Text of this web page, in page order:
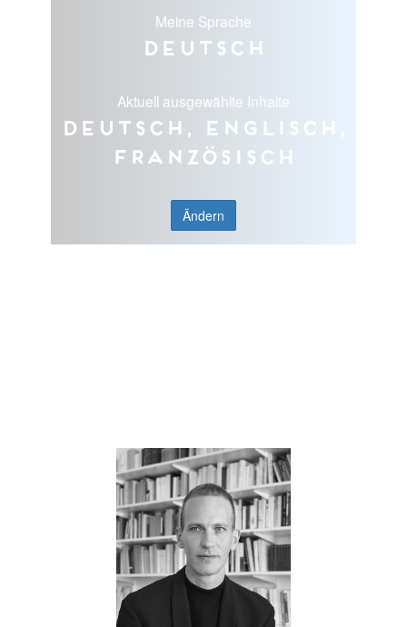
Meine Sprache
Deutsch
Aktuell ausgewählte Inhalte
Deutsch, Englisch,
Französisch
Ändern